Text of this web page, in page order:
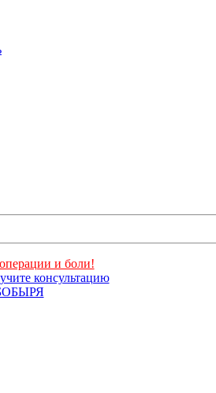
и боли!
консультацию